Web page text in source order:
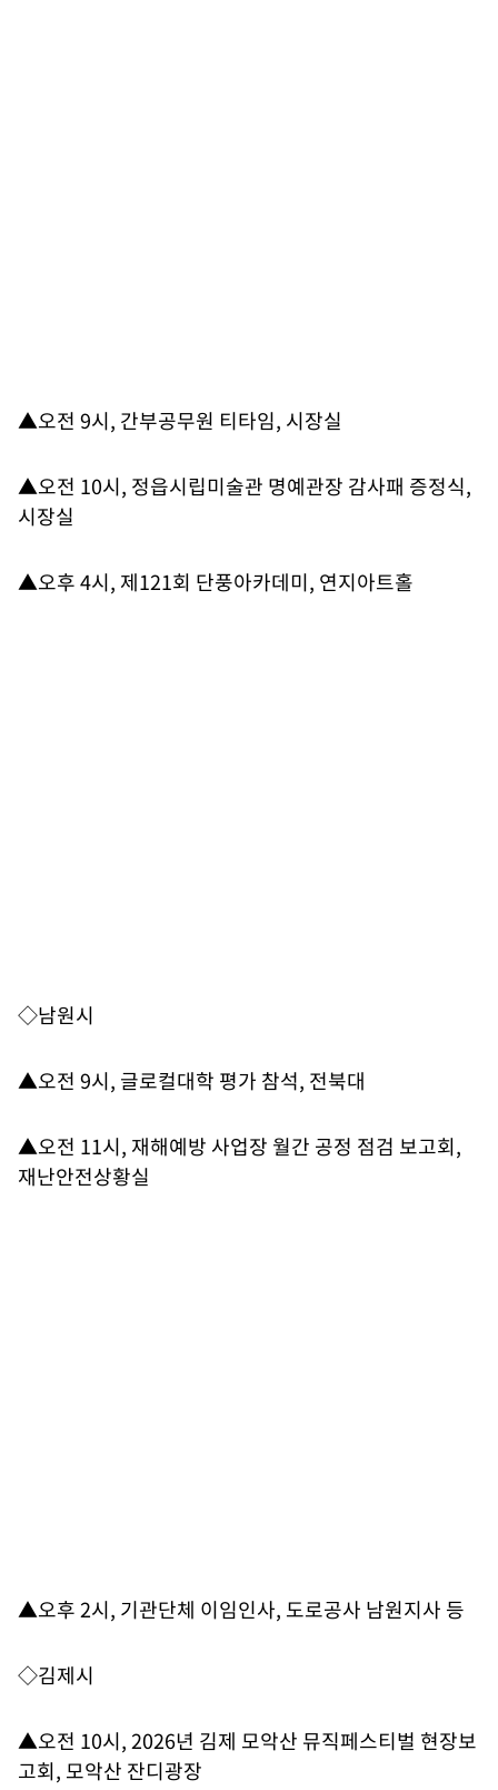
▲오전 9시, 간부공무원 티타임, 시장실
▲오전 10시, 정읍시립미술관 명예관장 감사패 증정식,
시장실
▲오후 4시, 제121회 단풍아카데미, 연지아트홀
◇남원시
▲오전 9시, 글로컬대학 평가 참석, 전북대
▲오전 11시, 재해예방 사업장 월간 공정 점검 보고회,
재난안전상황실
▲오후 2시, 기관단체 이임인사, 도로공사 남원지사 등
◇김제시
▲오전 10시, 2026년 김제 모악산 뮤직페스티벌 현장보
고회, 모악산 잔디광장